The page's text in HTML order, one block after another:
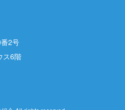
2号
ス6階